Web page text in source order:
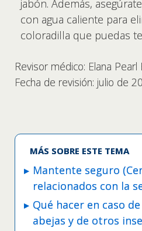
jabón. Además,
con agua caliente para
coloradilla que puedas
Revisor médico: Elana
Fecha de revisión: julio de
MÁS SOBRE ESTE TEMA
Mantente seguro
relacionados con la
Qué hacer en caso
abejas y de otros